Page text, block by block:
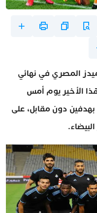
المصري في نهائي
الأخير يوم أمس
بهدفين دون مقابل، على